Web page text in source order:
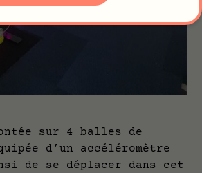
sur 4 balles de
d’un accéléromètre
de se déplacer dans cet